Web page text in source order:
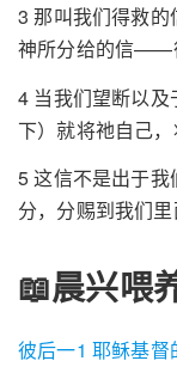
3 那叫我们得救
神所分给的信——
4 当我们望断以
下）就将祂自己，
5 这信不是出于
分，分赐到我们里
📖晨兴喂
彼后一1 耶稣基